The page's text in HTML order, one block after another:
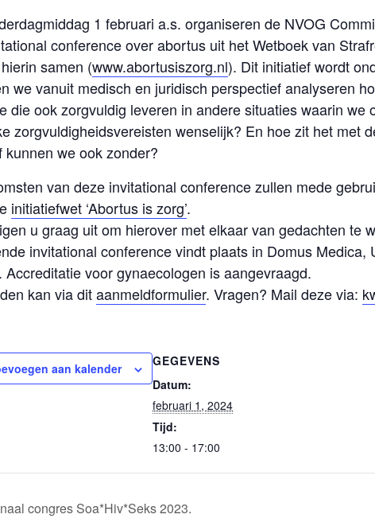
1 februari a.s. organiseren de NVOG
conference over abortus uit het Wetboek van
samen (www.abortusiszorg.nl). Dit initiatief wordt
we vanuit medisch en juridisch perspectief analyseren
die ook zorgvuldig leveren in andere situaties waarin
zorgvuldigheidsvereisten wenselijk? En hoe zit het met
kunnen we ook zonder?
van deze invitational conference zullen mede
initiatiefwet ‘Abortus is zorg’.
u graag uit om hierover met elkaar van gedachten te
invitational conference vindt plaats in Domus
Accreditatie voor gynaecologen is aangevraagd.
kan via ditaanmeldformulier. Vragen? Mail deze via:
aan kalender
GEGEVENS
Datum:
februari 1, 2024
Tijd:
13:00 - 17:00
congres Soa*Hiv*Seks 2023.